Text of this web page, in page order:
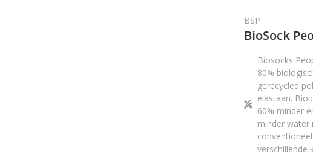
BSP
BioSock
Biosocks
80%
gerecycled
elastaan.
60% minder
minder water
verschillende